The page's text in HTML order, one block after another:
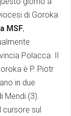
di Goroka
MSF,
Polacca. Il
è P. Piotr
in due
Mendi (3).
cursore sul